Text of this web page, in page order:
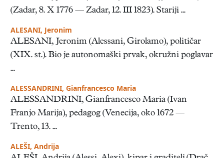
(Zadar, 8. X 1776 — Zadar, 12. III 1823). Stariji ...
ALESANI, Jeronim
ALESANI, Jeronim (Alessani, Girolamo), političar
(XIX. st.). Bio je autonomaški prvak, okružni poglavar
...
ALESSANDRINI, Gianfrancesco Maria
ALESSANDRINI, Gianfrancesco Maria (Ivan
Franjo Marija), pedagog (Venecija, oko 1672 —
Trento, 13. ...
ALEŠI, Andrija